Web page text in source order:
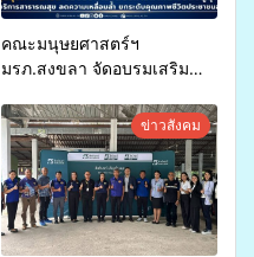
คณะมนุษยศาสตร์ฯ
มรภ.สงขลา จัดอบรมเสริม
จ่ายงบกองทุนสุขภาพตำบล
รองรับการจัดบริการพาหนะรับ
ส่งผู้ทุพพลภาพเพื่อเข้ารับ
บริการสาธารณสุข ลดความ
เหลื่อมล้ำ ยกระดับคุณภาพ
ชีวิตประชาชนอย่างยั่งยืน
ข่าวสังคม